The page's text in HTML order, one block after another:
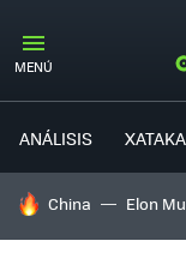
MENÚ
ANÁLISIS
HOY SE HABLA DE
China Elon